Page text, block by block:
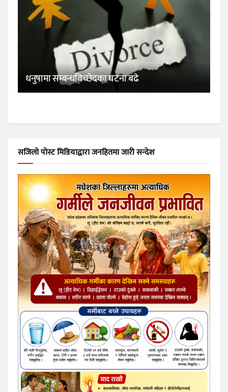
धनुषामा सम्बन्धविच्छेदका घटना बढे
सजिलो पोस्ट मिडियाद्वारा जनहितमा जारी सन्देश